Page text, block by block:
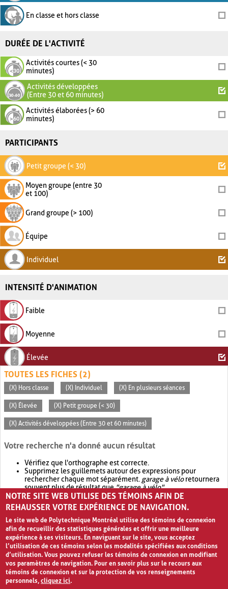
En classe et hors classe
DURÉE DE L'ACTIVITÉ
Activités courtes (< 30
minutes)
Activités développées
(Entre 30 et 60 minutes)
Activités élaborées (> 60
minutes)
PARTICIPANTS
Petit groupe (< 30)
Moyen groupe (entre 30
et 100)
Grand groupe (> 100)
Équipe
Individuel
INTENSITÉ D'ANIMATION
Faible
Moyenne
Élevée
TOUTES LES FICHES (2)
(X) Hors classe (X) Individuel (X) En plusieurs séances
(X) Élevée (X) Petit groupe (< 30)
(X) Activités développées (Entre 30 et 60 minutes)
Votre recherche n'a donné aucun résultat
Vérifiez que l'orthographe est correcte.
Supprimez les guillemets autour des expressions pour
rechercher chaque mot séparément. garage à véloretournera
souvent plus de résultat que"garage à vélo".
Envisagez d'élargir votre recherche avec OR.garage OR vélo
retournera souvent plus de résultat quegarage à vélo
NOTRE SITE WEB UTILISE DES TÉMOINS AFIN DE
REHAUSSER VOTRE EXPÉRIENCE DE NAVIGATION.
Le site web de Polytechnique Montréal utilise des témoins de connexion
afin de recueillir des statistiques générales et offrir une meilleure
expérience à ses visiteurs. En naviguant sur le site, vous acceptez
l’utilisation de ces témoins selon les modalités spécifiées aux conditions
d’utilisation. Vous pouvez refuser les témoins de connexion en modifiant
vos paramètres de navigation. Pour en savoir plus sur le recours aux
témoins de connexion et sur la protection de vos renseignements
personnels,cliquez ici.